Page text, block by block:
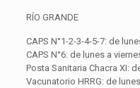
RÍO GRANDE
CAPS N°1-2-3-4-5-7: de
CAPS N°6: de lunes a
Posta Sanitaria Chacra XI:
Vacunatorio HRRG: de